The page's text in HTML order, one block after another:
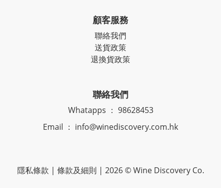
顧客服務
聯絡我們
送貨政策
退換貨政策
聯絡我們
Whatapps ： 98628453
Email ： info@winediscovery.com.hk
隱私條款 | 條款及細則 | 2026 © Wine Discovery Co.